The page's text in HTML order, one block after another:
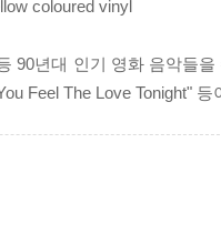
coloured vinyl
90년대 인기 영화 음악들
Feel The Love Tonight"